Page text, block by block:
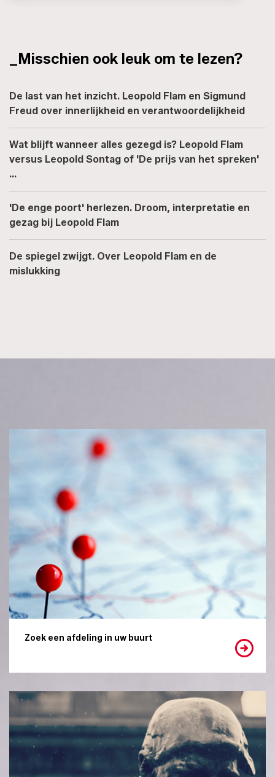
_Misschien ook leuk om te lezen?
De last van het inzicht. Leopold Flam en Sigmund
Freud over innerlijkheid en verantwoordelijkheid
Wat blijft wanneer alles gezegd is? Leopold Flam
versus Leopold Sontag of 'De prijs van het spreken'
…
'De enge poort' herlezen. Droom, interpretatie en
gezag bij Leopold Flam
De spiegel zwijgt. Over Leopold Flam en de
mislukking
Zoek een afdeling in uw buurt